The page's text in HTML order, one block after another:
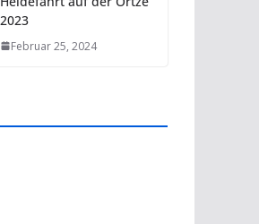
2023
Februar 25, 2024